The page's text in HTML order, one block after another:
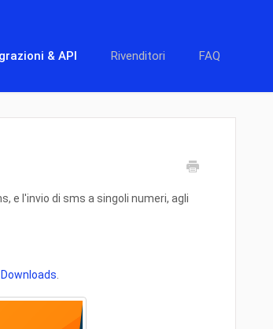
& API Rivenditori FAQ
e l'invio di sms a singoli numeri, agli